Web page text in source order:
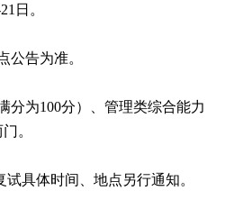
日。
公告为准。
分为100分）、管理类综合能力
。
具体时间、地点另行通知。